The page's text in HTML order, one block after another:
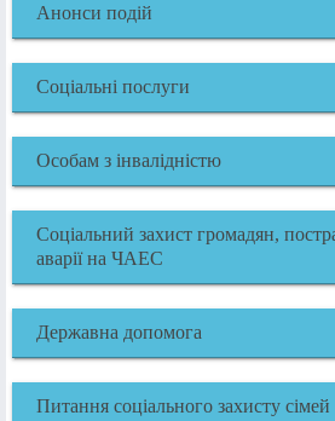
Анонси подій
Соціальні послуги
Особам з інвалідністю
Соціальний захист громадян,
аварії на ЧАЕС
Державна допомога
Питання соціального захисту сімей